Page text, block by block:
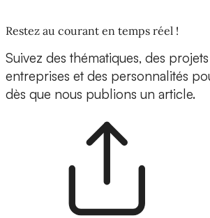
Restez au courant en temps réel !
Suivez des thématiques, des
entreprises et des personnalités
dès que nous publions un article.